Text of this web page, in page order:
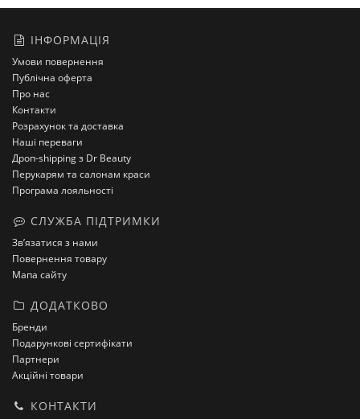
ІНФОРМАЦІЯ
Умови повернення
Публічна оферта
Про нас
Контакти
Розрахунок та доставка
Наші переваги
Дроп-shipping з Dr Beauty
Перукарям та салонам краси
Програма лояльності
СЛУЖБА ПІДТРИМКИ
Зв’язатися з нами
Повернення товару
Мапа сайту
ДОДАТКОВО
Бренди
Подарункові сертифікати
Партнери
Акційні товари
КОНТАКТИ